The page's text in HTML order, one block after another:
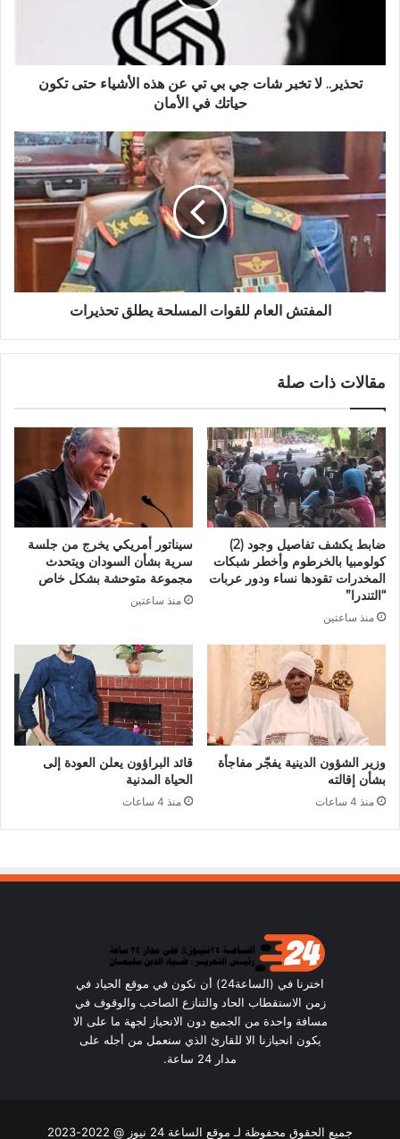
هذه
الأشياء
في
الأمان
تحذير.. لا تخبر شات جي بي تي عن هذه الأشياء حتى تكون
حياتك في الأمان
المفتش
للقوات
المسلحة
يطلق
تحذيرات
المفتش العام للقوات المسلحة يطلق تحذيرات
مقالات ذات صلة
ضابط يكشف تفاصيل وجود (2)
كولومبيا بالخرطوم وأخطر شبكات
المخدرات تقودها نساء ودور عربات
“التندرا”
منذ ساعتين
سيناتور أمريكي يخرج من جلسة
سرية بشأن السودان ويتحدث
مجموعة متوحشة بشكل خاص
منذ ساعتين
وزير الشؤون الدينية يفجّر مفاجأة
بشأن إقالته
منذ 4 ساعات
قائد البراؤون يعلن العودة إلى
الحياة المدنية
منذ 4 ساعات
اخترنا في (الساعة24) أن نكون في موقع الحياد في
زمن الاستقطاب الحاد والتنازع الصاخب والوقوف في
مسافة واحدة من الجميع دون الانحياز لجهة ما على الا
يكون انحيازنا الا للقارئ الذي سنعمل من أجله على
مدار 24 ساعة.
جميع الحقوق محفوظة لـ موقع الساعة 24 نيوز @ 2022-2023